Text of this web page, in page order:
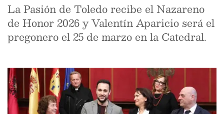
La Pasión de Toledo recibe el Nazareno
de Honor 2026 y Valentín Aparicio será el
pregonero el 25 de marzo en la Catedral.